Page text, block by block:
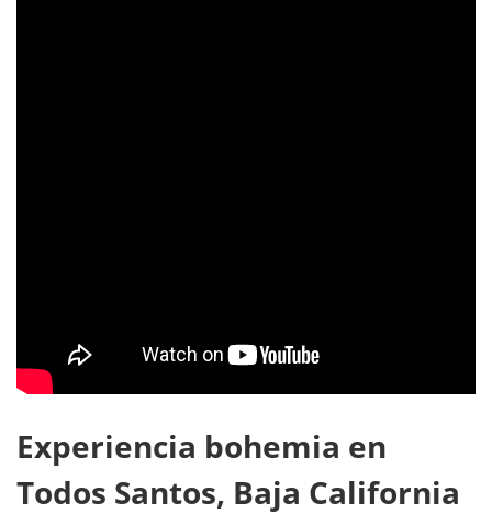
Experiencia bohemia en
Todos Santos, Baja California